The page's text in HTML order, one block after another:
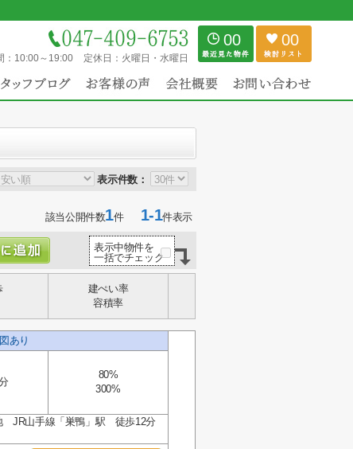
10:00～19:00 定休日： 火曜日・水曜日
00 00
表示件数：
該当公開件数1件1-1件表示
表示中物件を
一括でチェック
建ぺい率
容積率
あり
80%
300%
JR山手線「巣鴨」駅 徒歩12分